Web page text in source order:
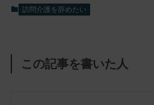
訪問介護を辞めたい
この記事を書いた人